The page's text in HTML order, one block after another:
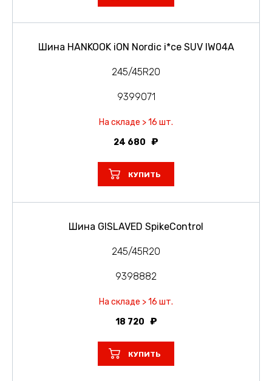
Шина HANKOOK iON Nordic i*ce SUV IW04A
245/45R20
9399071
На складе > 16 шт.
24 680
КУПИТЬ
Шина GISLAVED SpikeControl
245/45R20
9398882
На складе > 16 шт.
18 720
КУПИТЬ